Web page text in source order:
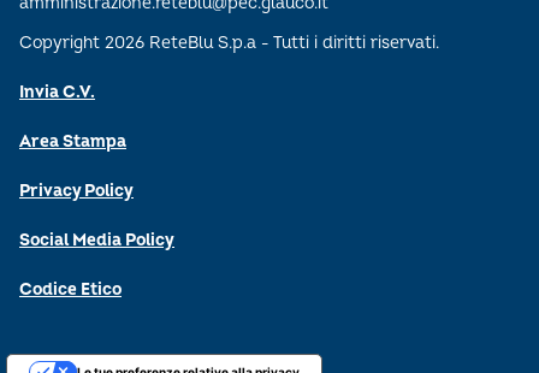
Copyright 2026 ReteBlu S.p.a - Tutti i diritti riservati.
Invia C.V.
Area Stampa
Privacy Policy
Social Media Policy
Codice Etico